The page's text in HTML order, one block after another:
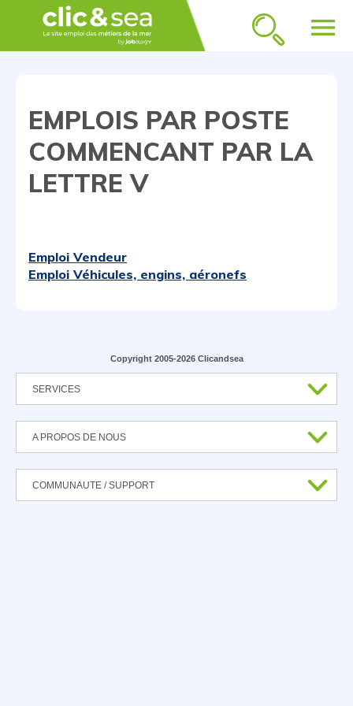
menu
EMPLOIS PAR POSTE
COMMENCANT PAR LA
LETTRE V
Emploi Vendeur
Emploi Véhicules, engins, aéronefs
Copyright 2005-2026 Clicandsea
SERVICES
A PROPOS DE NOUS
COMMUNAUTE / SUPPORT